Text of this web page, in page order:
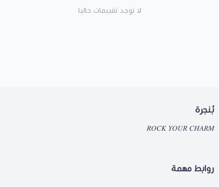
لا توجد تقييمات حاليا
بُنجرة
𝑅𝑂𝐶𝐾 𝑌𝑂𝑈𝑅 𝐶𝐻𝐴𝑅𝑀
روابط مهمة